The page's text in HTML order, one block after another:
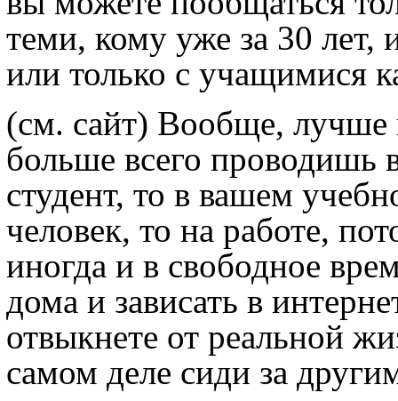
теми, кому уже за 30 лет,
или только с учащимися
(см. сайт) Вообще, лучше
больше всего проводишь
студент, то в вашем
человек, то на работе,
иногда и в свободное
дома и зависать в
отвыкнете от реальной
самом деле сиди за